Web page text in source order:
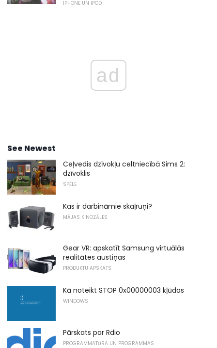
IPHONE UN IPOD
ad
See Newest
Ceļvedis dzīvokļu celtniecībā Sims 2:
dzīvoklis
SPĒLE
Kas ir darbināmie skaļruņi?
MĀJAS KINOZĀLES
Gear VR: apskatīt Samsung virtuālās
realitātes austiņas
PRODUKTU APSKATS
Kā noteikt STOP 0x00000003 kļūdas
WINDOWS
Pārskats par Rdio
PROGRAMMATŪRA UN PROGRAMMAS